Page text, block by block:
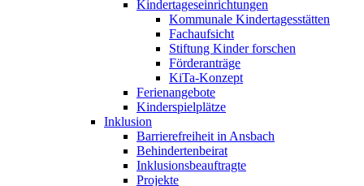
Kindertageseinrichtungen
Kommunale Kindertagesstätten
Fachaufsicht
Stiftung Kinder forschen
Förderanträge
KiTa-Konzept
Ferienangebote
Kinderspielplätze
Inklusion
Barrierefreiheit in Ansbach
Behindertenbeirat
Inklusionsbeauftragte
Projekte